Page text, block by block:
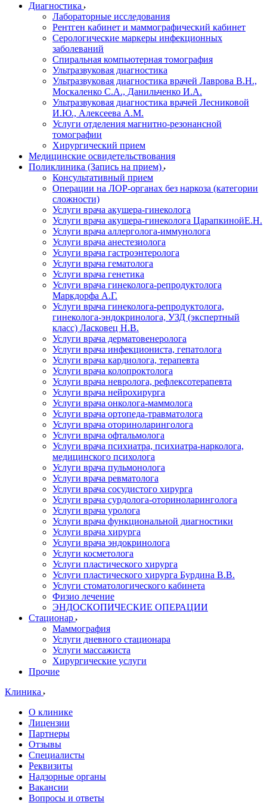
Диагностика
Лабораторные исследования
Рентген кабинет и маммографический кабинет
Серологические маркеры инфекционных
заболеваний
Спиральная компьютерная томография
Ультразвуковая диагностика
Ультразвуковая диагностика врачей Лаврова В.Н.,
Москаленко С.А., Данильченко И.А.
Ультразвуковая диагностика врачей Лесниковой
И.Ю., Алексеева А.М.
Услуги отделения магнитно-резонансной
томографии
Хирургический прием
Медицинские освидетельствования
Поликлиника (Запись на прием)
Консультативный прием
Операции на ЛОР-органах без наркоза (категории
сложности)
Услуги врача акушера-гинеколога
Услуги врача акушера-гинеколога ЦарапкинойЕ.Н.
Услуги врача аллерголога-иммунолога
Услуги врача анестезиолога
Услуги врача гастроэнтеролога
Услуги врача гематолога
Услуги врача генетика
Услуги врача гинеколога-репродуктолога
Маркдорфа А.Г.
Услуги врача гинеколога-репродуктолога,
гинеколога-эндокринолога, УЗД (экспертный
класс) Ласковец Н.В.
Услуги врача дерматовенеролога
Услуги врача инфекциониста, гепатолога
Услуги врача кардиолога, терапевта
Услуги врача колопроктолога
Услуги врача невролога, рефлексотерапевта
Услуги врача нейрохирурга
Услуги врача онколога-маммолога
Услуги врача ортопеда-травматолога
Услуги врача оториноларинголога
Услуги врача офтальмолога
Услуги врача психиатра, психиатра-нарколога,
медицинского психолога
Услуги врача пульмонолога
Услуги врача ревматолога
Услуги врача сосудистого хирурга
Услуги врача сурдолога-оториноларинголога
Услуги врача уролога
Услуги врача функциональной диагностики
Услуги врача хирурга
Услуги врача эндокринолога
Услуги косметолога
Услуги пластического хирурга
Услуги пластического хирурга Бурдина В.В.
Услуги стоматологического кабинета
Физио лечение
ЭНДОСКОПИЧЕСКИЕ ОПЕРАЦИИ
Стационар
Маммография
Услуги дневного стационара
Услуги массажиста
Хирургические услуги
Прочие
Клиника
О клинике
Лицензии
Партнеры
Отзывы
Специалисты
Реквизиты
Надзорные органы
Вакансии
Вопросы и ответы